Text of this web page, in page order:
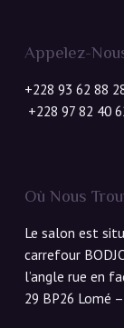
Appelez-
+228 93 62 88
+228 97 82 40
Où Nous
Le salon est
carrefour
l’angle rue en
29 BP26 Lomé